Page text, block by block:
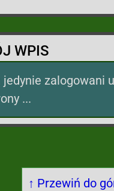
WPIS
zalogowani
...
↑ Przewiń do